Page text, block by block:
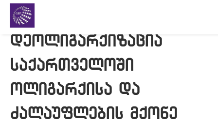
დეოლიგარქიზაცია
საქართველოში
ოლიგარქისა და
ძალაუფლების მქონე